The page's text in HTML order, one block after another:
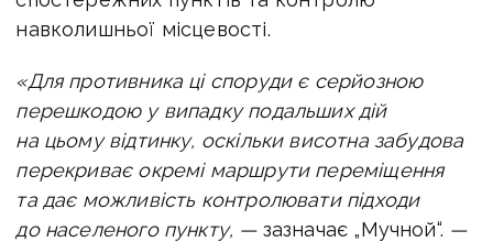
навколишньої місцевості.
«Для противника ці споруди є серйозною
перешкодою у випадку подальших дій
на цьому відтинку, оскільки висотна забудова
перекриває окремі маршрути переміщення
та дає можливість контролювати підходи
до населеного пункту, — зазначає „Мучной“. —